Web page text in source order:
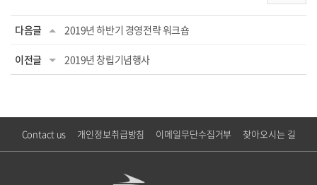
다음글 2019년 하반기 경영전략 워크숍
이전글 2019년 창립기념행사
Contact us 개인정보취급방침 이메일무단수집거부 찾아오시는 길